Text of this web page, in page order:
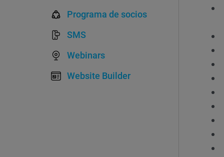
Programa de socios
SMS
Webinars
Website Builder